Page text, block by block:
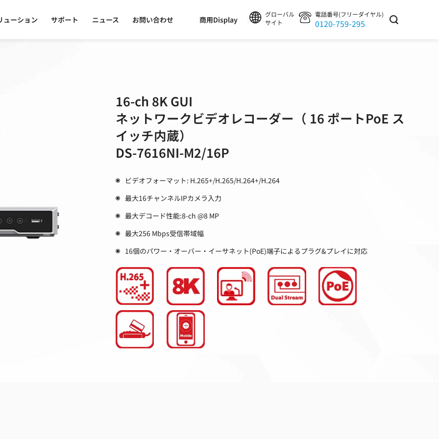
ューション サポート ニュース お問い合わせ 商用Display
グローバル
サイト
電話番号(フリーダイヤル)
0120-759-295
16-ch 8K GUI
ネットワークビデオレコーダー（ 16 ポートPoE ス
イッチ内蔵）
DS-7616NI-M2/16P
ビデオフォーマット: H.265+/H.265/H.264+/H.264
最大16チャンネルIPカメラ入力
最大デコード性能:8-ch @8 MP
最大256 Mbps受信帯域幅
16個のパワー・オーバー・イーサネット(PoE)端子によるプラグ&プレイに対応